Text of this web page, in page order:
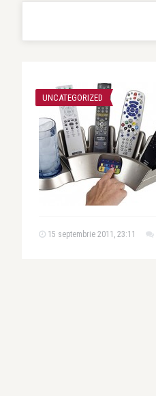
UNCATEGORIZED
15 septembrie 2011, 23:11